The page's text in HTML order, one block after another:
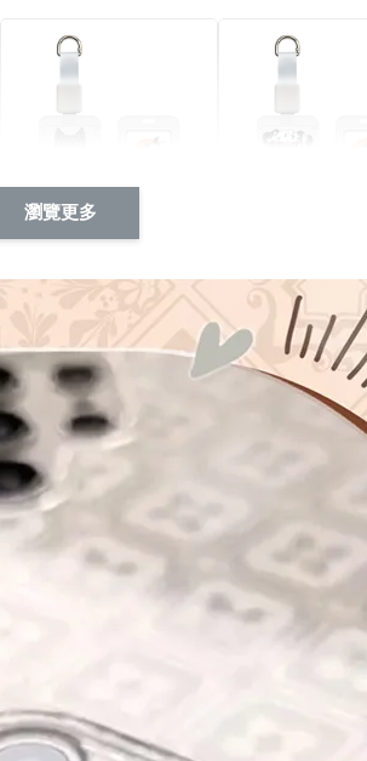
人化系列 滑蓋式證件套
(附伸縮卡扣) CSAA26
NT$ 214
NT$ 225
化系列 滑蓋式
伸縮卡扣)
瀏覽更多